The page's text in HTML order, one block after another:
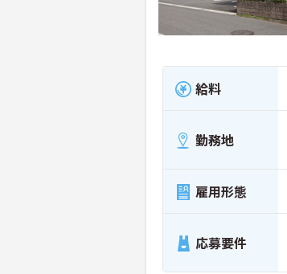
給料
勤務地
雇用形態
応募要件